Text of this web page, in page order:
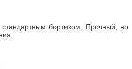
стандартным бортиком. Прочный, но